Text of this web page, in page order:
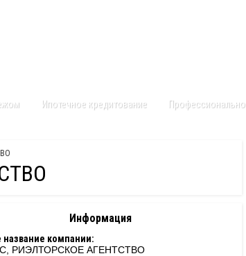
Ипотечное кредитование Профессионально
Информация
название компании:
РИЭЛТОРСКОЕ АГЕНТСТВО